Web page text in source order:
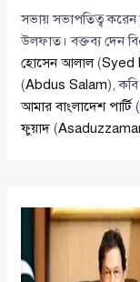
সভায় সভাপতিত্ব
উলফাত। বক্তব্য দেন
হোসেন আলাল(Syed
(Abdus Salam),
আমার বাংলাদেশ পার্টি (
ফুয়াদ (